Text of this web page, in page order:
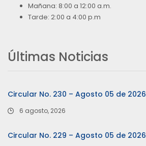
Mañana: 8:00 a 12:00 a.m.
Tarde: 2:00 a 4:00 p.m
Últimas Noticias
Circular No. 230 – Agosto 05 de 2026
6 agosto, 2026
Circular No. 229 – Agosto 05 de 2026